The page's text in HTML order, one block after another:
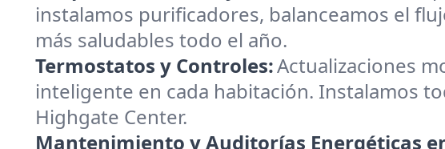
instalamos purificadores, balanceamos el
más saludables todo el año.
Termostatos y Controles:Actualizaciones
inteligente en cada habitación. Instalamos
Highgate Center.
Mantenimiento y Auditorías Energéticas